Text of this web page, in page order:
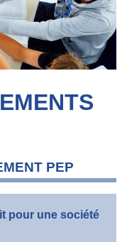
PEP
pour une société